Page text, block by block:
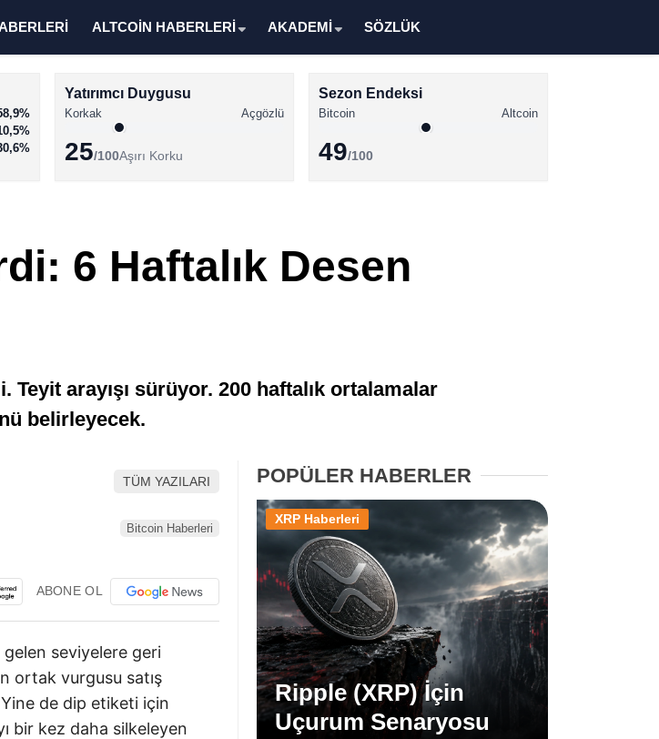
Facebook
Instagram
Youtube
ALTCOİN HABERLERİ AKADEMİ SÖZLÜK
Yatırımcı Duygusu
Korkak Açgözlü
25/100Aşırı Korku
Sezon Endeksi
Bitcoin Altcoin
49/100
6 Haftalık Desen
Teyit arayışı sürüyor. 200 haftalık ortalamalar
belirleyecek.
TÜM YAZILARI
Bitcoin Haberleri
ABONE OL
seviyelere geri
ortak vurgusu satış
de dip etiketi için
bir kez daha silkeleyen
POPÜLER HABERLER
Ripple (XRP) İçin
Uçurum Senaryosu
XRP Haberleri